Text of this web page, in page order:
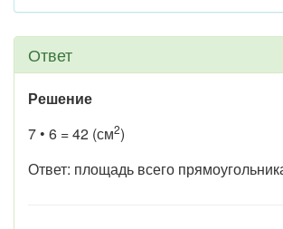
Ответ
Решение
7 • 6 = 42 (см2)
Ответ: площадь всего